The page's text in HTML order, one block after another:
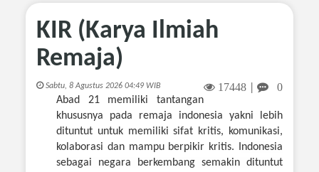
n
KIR (Karya Ilmiah
Remaja)
Sabtu, 8 Agustus 2026 04:49 WIB 17448 |
0
Abad 21 memiliki tantangan
khususnya pada remaja indonesia yakni lebih
dituntut untuk memiliki sifat kritis, komunikasi,
kolaborasi dan mampu berpikir kritis. I ndonesia
sebagai negara berkembang semakin dituntut